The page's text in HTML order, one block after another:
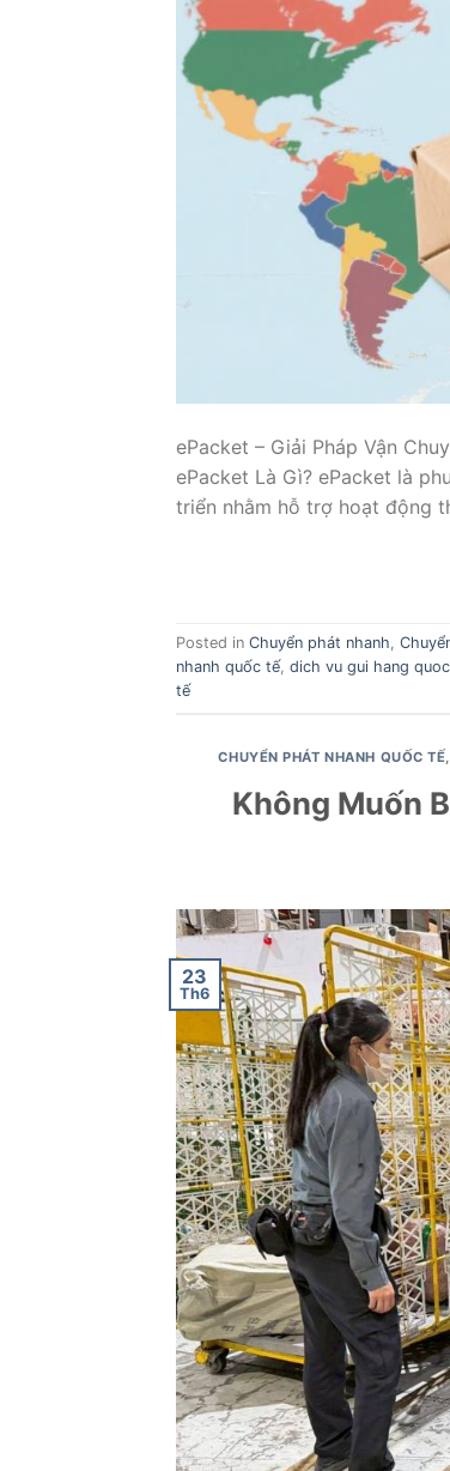
ePacket – Giải Pháp Vận
ePacket Là Gì? ePacket là
triển nhằm hỗ trợ hoạt động
Posted in Chuyển phát nhanh
nhanh quốc tế dich vu gui hang
tế
CHUYỂN PHÁT NHANH QUỐC TẾ
Không Muốn
23
Th6